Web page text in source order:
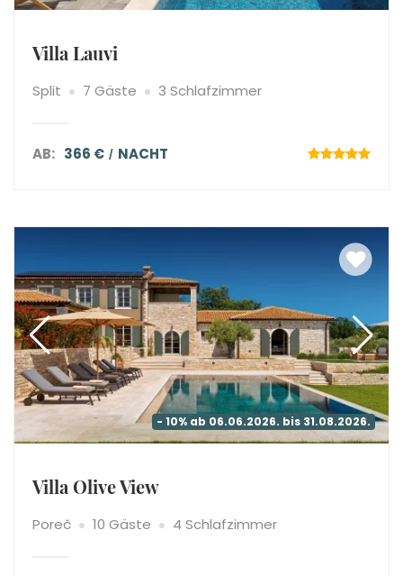
Villa Lauvi
Split 7 Gäste 3 Schlafzimmer
AB: 366 € NACHT
- 10% ab 06.06.2026. bis 31.08.2026.
Villa Olive View
Poreč 10 Gäste 4 Schlafzimmer